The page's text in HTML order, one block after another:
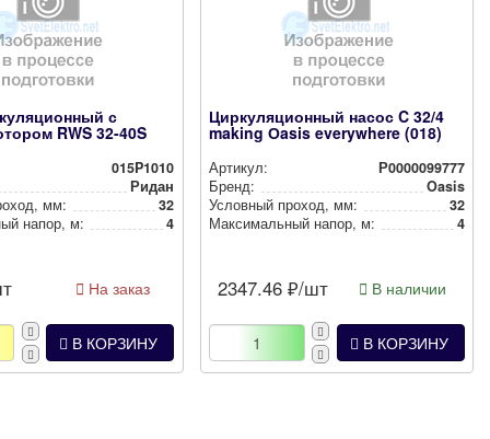
с
RWS 32-40S
015P1010
Ридан
мм:
32
напор, м:
4
На заказ
В КОРЗИНУ
Циркуляционный насос C 32/4
making Оasis everywhere (018)
Артикул:
Р0000099777
Бренд:
Oasis
Условный проход, мм:
32
Мак­си­маль­ный напор, м:
4
2347.46 ₽/шт В наличии
В КОРЗИНУ